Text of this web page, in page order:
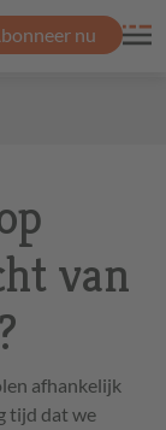
nu
van
afhankelijk
tijd dat we